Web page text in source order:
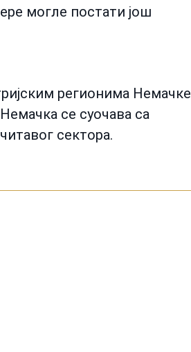
могле постати још
регионима Немачке
се суочава са
сектора.